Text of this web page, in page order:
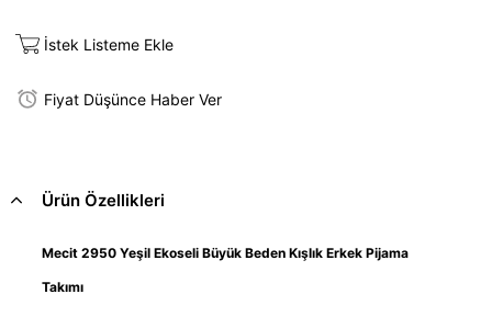
İstek Listeme Ekle
Fiyat Düşünce Haber Ver
Ürün Özellikleri
Mecit 2950 Yeşil Ekoseli Büyük Beden Kışlık Erkek Pijama
Takımı